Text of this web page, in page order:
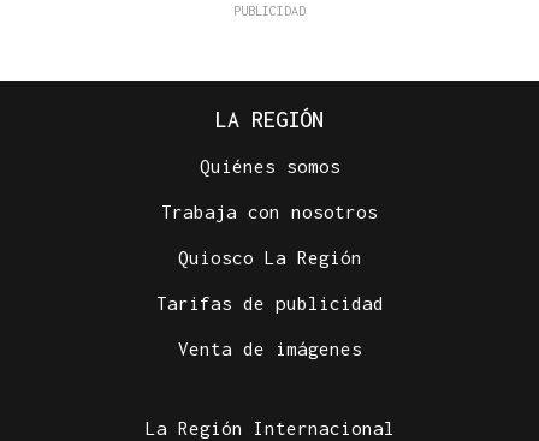
LA REGIÓN
Quiénes somos
Trabaja con nosotros
Quiosco La Región
Tarifas de publicidad
Venta de imágenes
La Región Internacional